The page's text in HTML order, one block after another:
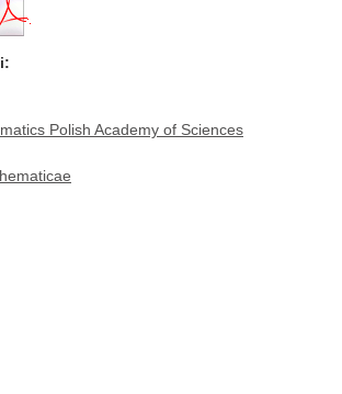
Polish Academy of Sciences